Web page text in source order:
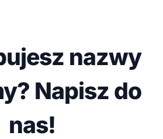
nazwy
Napisz do
nas!